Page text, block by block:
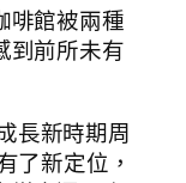
啡館被兩種
到前所未有
長新時期周
了新定位，